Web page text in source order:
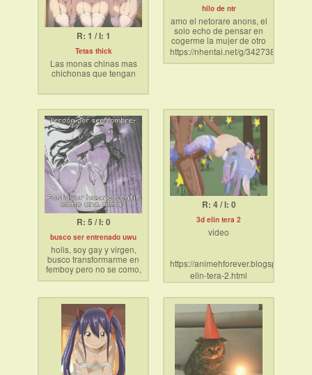
R: 1 / I: 1
Tetas thick
Las monas chinas mas
chichonas que tengan
hilo de ntr
amo el netorare anons, el
solo echo de pensar en
cogerme la mujer de otro
me exita, pero pensar
que alguien se coge a la
existencia, hilo de
netorare!
https://nhentai.net/g/342738/
R: 5 / I: 0
busco ser entrenado uwu
holis, soy gay y virgen,
busco transformarme en
femboy pero no se como,
necesito que me guien o
morboso, ayuda
R: 4 / I: 0
3d elin tera 2
video
https://animehforever.blogspot.com/
elin-tera-2.html